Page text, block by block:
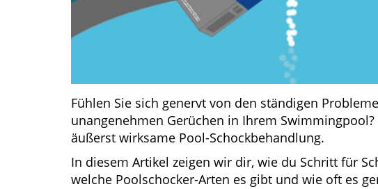
Fühlen Sie sich genervt von den ständigen
unangenehmen Gerüchen in Ihrem
äußerst wirksame Pool-Schockbehandlung.
In diesem Artikel zeigen wir dir, wie du Schritt für
welche Poolschocker-Arten es gibt und wie oft es